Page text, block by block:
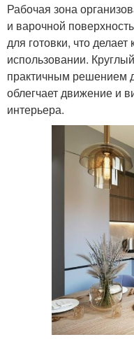
Рабочая зона
и варочной
для готовки, что
использовании.
практичным решением
облегчает движение и
интерьера.